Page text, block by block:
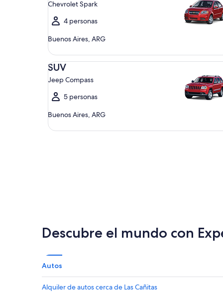
Chevrolet Spark
4 personas
Buenos Aires, ARG
SUV
Jeep Compass
5 personas
Buenos Aires, ARG
SUV Jeep Compass
Descubre el mundo con
Autos
Alquiler de autos cerca de Las Cañitas